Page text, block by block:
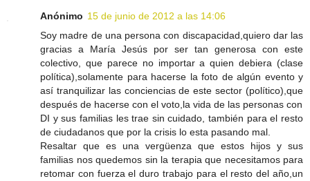
Anónimo 15 de junio de 2012 a las 14:06
Soy madre de una persona con discapacidad,quiero dar las
gracias a María Jesús por ser tan generosa con este
colectivo, que parece no importar a quien debiera (clase
política),solamente para hacerse la foto de algún evento y
así tranquilizar las conciencias de este sector (político),que
después de hacerse con el voto,la vida de las personas con
DI y sus familias les trae sin cuidado, también para el resto
de ciudadanos que por la crisis lo esta pasando mal.
Resaltar que es una vergüenza que estos hijos y sus
familias nos quedemos sin la terapia que necesitamos para
retomar con fuerza el duro trabajo para el resto del año,un